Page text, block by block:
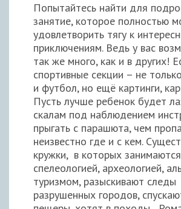
Попытайтесь найти для
занятие, которое полностью
удовлетворить тягу к
приключениям. Ведь у вас
так же много, как и в других!
спортивные секции – не
и футбол, но ещё картинги,
Пусть лучше ребенок будет
скалам под наблюдением
прыгать с парашюта, чем
неизвестно где и с кем.
кружки, в которых занимаются
спелеологией, археологией,
туризмом, разыскивают следы
разрушенных городов,